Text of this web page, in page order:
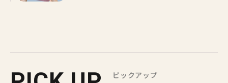
ピックアップ